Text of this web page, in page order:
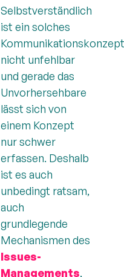
Selbstverständlich
ist ein solches
Kommunikationskonzept
nicht unfehlbar
und gerade das
Unvorhersehbare
lässt sich von
einem Konzept
nur schwer
erfassen. Deshalb
ist es auch
unbedingt ratsam,
auch
grundlegende
Mechanismen des
Issues-
Managements,